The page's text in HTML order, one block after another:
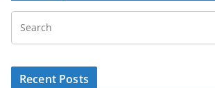
Recent Posts